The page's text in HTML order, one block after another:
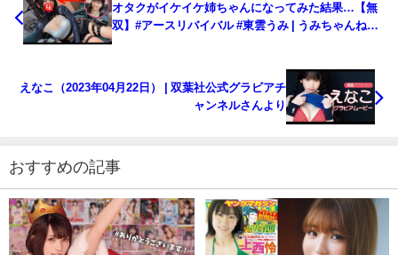
オタクがイケイケ姉ちゃんになってみた結果…【無
双】#アースリバイバル #東雲うみ | うみちゃんねる
えなこ（2023年04月22日） | 双葉社公式グラビアチ
ャンネルさんより
おすすめの記事